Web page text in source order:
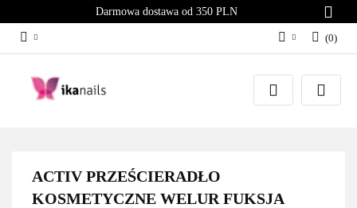
Darmowa dostawa od 350 PLN
Zaloguj się
Załóż konto
(0)
ACTIV PRZEŚCIERADŁO
KOSMETYCZNE WELUR FUKSJA